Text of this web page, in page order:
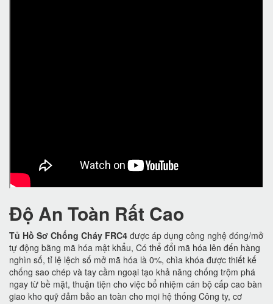
Độ An Toàn Rất Cao
Tủ Hồ Sơ Chống Cháy FRC4 được áp dụng công nghệ đóng/mở
tự động bằng mã hóa mật khẩu, Có thể đổi mã hóa lên đến hàng
nghìn số, tỉ lệ lệch số mở mã hóa là 0%, chìa khóa được thiết kế
chống sao chép và tay cầm ngoại tạo khả năng chống trộm phá
ngay từ bề mặt, thuận tiện cho việc bổ nhiệm cán bộ cấp cao bàn
giao kho quỹ đảm bảo an toàn cho mọi hệ thống Công ty, cơ